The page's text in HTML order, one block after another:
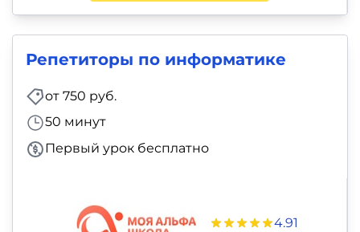
Репетиторы по информатике
от 750 руб.
50 минут
Первый урок бесплатно
4.91